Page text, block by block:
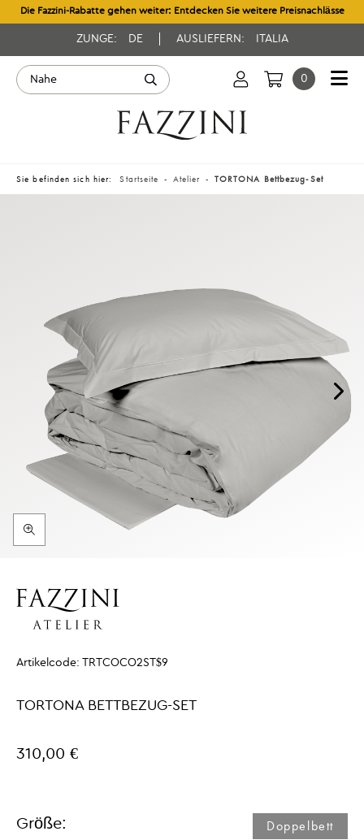
Die Fazzini-Rabatte gehen weiter: Entdecken Sie weitere Preisnachlässe
ZUNGE: DE AUSLIEFERN: ITALIA
0
Sie befinden sich hier: Startseite Atelier TORTONA Bettbezug-Set
Artikelcode: TRTCOCO2ST$9
TORTONA BETTBEZUG-SET
310,00 €
Größe: Doppelbett